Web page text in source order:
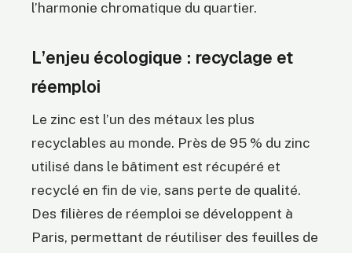
l’harmonie chromatique du quartier.
L’enjeu écologique : recyclage et
réemploi
Le zinc est l’un des métaux les plus
recyclables au monde. Près de 95 % du zinc
utilisé dans le bâtiment est récupéré et
recyclé en fin de vie, sans perte de qualité.
Des filières de réemploi se développent à
Paris, permettant de réutiliser des feuilles de